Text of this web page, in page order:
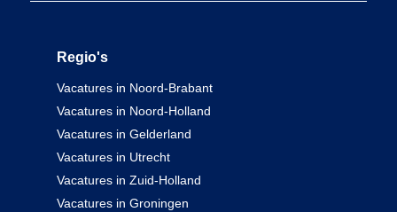
Regio's
Vacatures in Noord-Brabant
Vacatures in Noord-Holland
Vacatures in Gelderland
Vacatures in Utrecht
Vacatures in Zuid-Holland
Vacatures in Groningen